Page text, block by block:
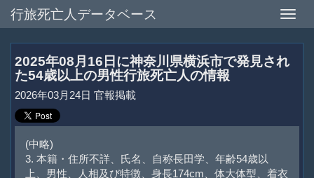
Toggle
行旅死亡人データベース
2025年08月16日に神奈川県横浜市で発見され
た54歳以上の男性行旅死亡人の情報
2026年03月24日 官報掲載
(中略)
3. 本籍・住所不詳、氏名、自称長田学、年齢54歳以
上、男性、人相及び特徴、身長174cm、体大体型、着衣